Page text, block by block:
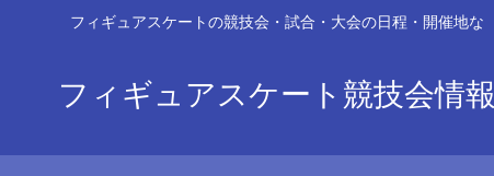
フィギュアスケートの競技会・試合・大会の日程・開催地な
フィギュアスケート競技会情報